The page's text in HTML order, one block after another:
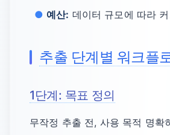
예산: 데이터 규모에 따라
추출 단계별 워크플
1단계: 목표 정의
무작정 추출 전, 사용 목적 명확